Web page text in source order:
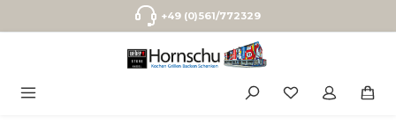
Zum Hauptinhalt springen+49 (0)561/772329